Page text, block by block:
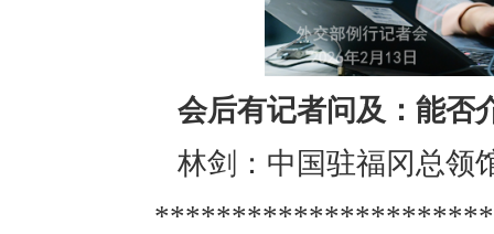
会后有记者问及：能否介
林剑：中国驻福冈总领馆